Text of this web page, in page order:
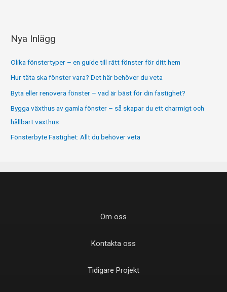
Nya Inlägg
Olika fönstertyper – en guide till rätt fönster för ditt hem
Hur täta ska fönster vara? Det här behöver du veta
Byta eller renovera fönster – vad är bäst för din fastighet?
Bygga växthus av gamla fönster – så skapar du ett charmigt och
hållbart växthus
Fönsterbyte Fastighet: Allt du behöver veta
Om oss
Kontakta oss
Tidigare Projekt